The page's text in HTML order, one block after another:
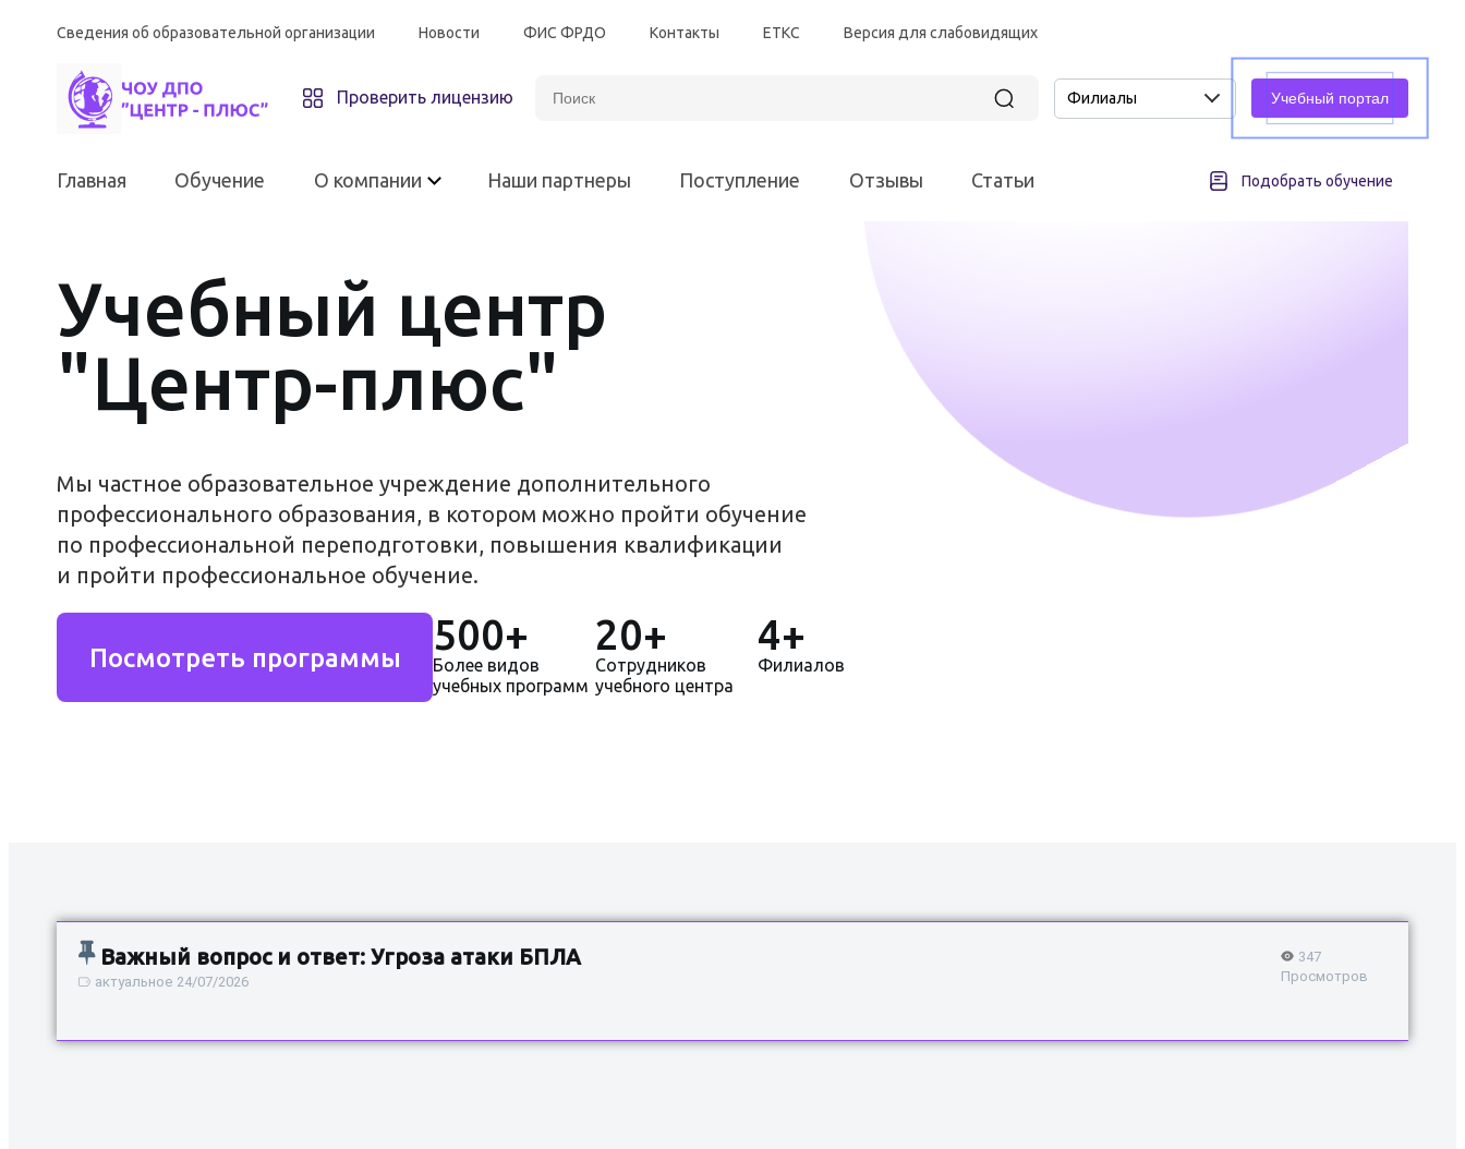
Сведения об образовательной организации Новости ФИС ФРДО Контакты ЕТКС Версия для слабовидящих
Проверить лицензию Филиалы Учебный портал
Главная Обучение О компании
О компании
ЧОУ ДПО «Центр-плюс»
оснащение
Доступная среда
Контакты
Программы для всех различных отраслей
Программы для всех различных отраслей
Наши партнеры Поступление Отзывы Статьи Подобрать обучение
Учебный центр
"Центр-плюс"
Мы частное образовательное учреждение дополнительного
профессионального образования, в котором можно пройти обучение
по профессиональной переподготовки, повышения квалификации
и пройти профессиональное обучение.
Посмотреть программы 500+
Более видов
учебных программ
20+
Сотрудников
учебного центра
4+
Филиалов
Важный вопрос и ответ: Угроза атаки БПЛА
актуальное 24/07/2026
347
Просмотров